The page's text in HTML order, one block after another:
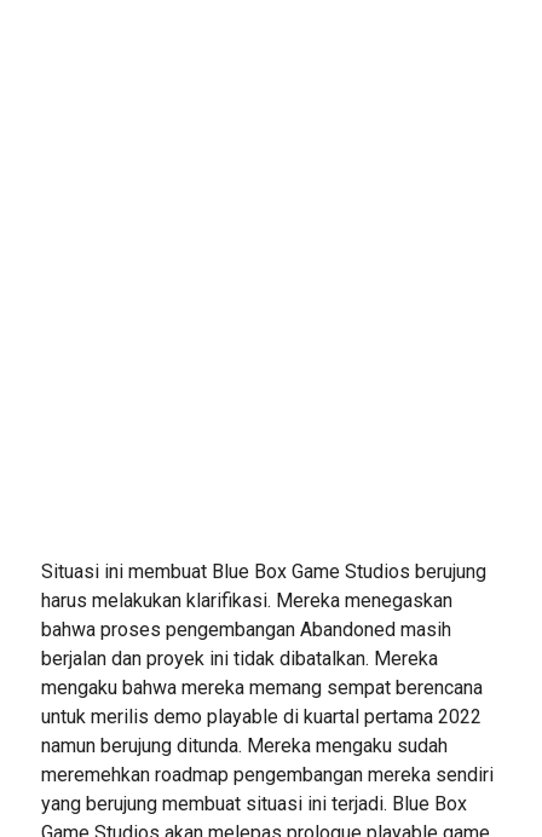
Situasi ini membuat Blue Box Game Studios berujung
harus melakukan klarifikasi. Mereka menegaskan
bahwa proses pengembangan Abandoned masih
berjalan dan proyek ini tidak dibatalkan. Mereka
mengaku bahwa mereka memang sempat berencana
untuk merilis demo playable di kuartal pertama 2022
namun berujung ditunda. Mereka mengaku sudah
meremehkan roadmap pengembangan mereka sendiri
yang berujung membuat situasi ini terjadi. Blue Box